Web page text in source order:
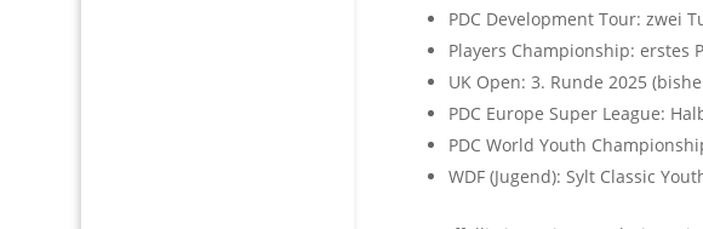
PDC Development Tour: zwei
Players Championship: erstes
UK Open: 3. Runde 2025
PDC Europe Super League:
PDC World Youth
WDF (Jugend): Sylt Classic